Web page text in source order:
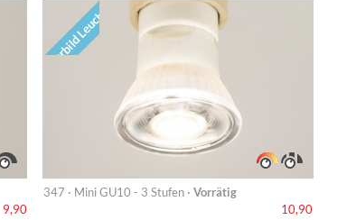
9,90
Vorbild Leuchte
347 · Mini GU10 - 3 Stufen · Vorrätig
10,90